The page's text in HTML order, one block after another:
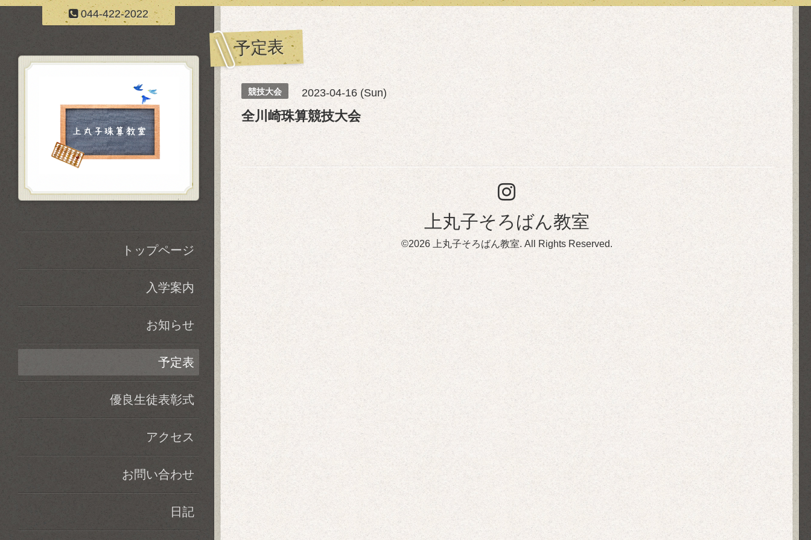
044-422-2022
予定表
競技大会 2023-04-16 (Sun)
全川崎珠算競技大会
上丸子そろばん教室
©2026 上丸子そろばん教室. All Rights Reserved.
トップページ
入学案内
お知らせ
予定表
優良生徒表彰式
アクセス
お問い合わせ
日記